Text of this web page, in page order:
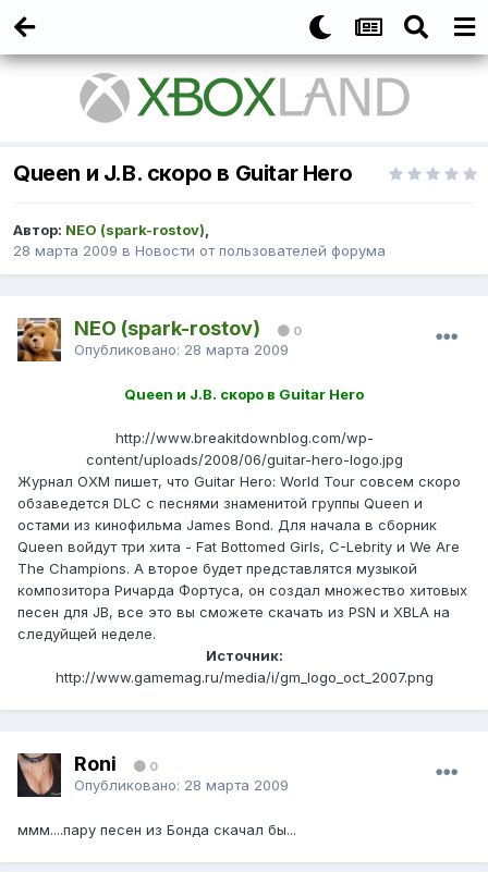
Queen и J.В. скоро в Guitar Hero
Автор: NEO (spark-rostov),
28 марта 2009 в Новости от пользователей форума
NEO (spark-rostov) 0
Опубликовано: 28 марта 2009
Queen и J.В. скоро в Guitar Hero
http://www.breakitdownblog.com/wp-
content/uploads/2008/06/guitar-hero-logo.jpg
Журнал OXM пишет, что Guitar Hero: World Tour совсем скоро
обзаведется DLC с песнями знаменитой группы Queen и
остами из кинофильма James Bond. Для начала в сборник
Queen войдут три хита - Fat Bottomed Girls, C-Lebrity и We Are
The Champions. А второе будет представлятся музыкой
композитора Ричарда Фортуса, он создал множество хитовых
песен для JB, все это вы сможете скачать из PSN и XBLA на
следуйщей неделе.
Источник:
http://www.gamemag.ru/media/i/gm_logo_oct_2007.png
Roni 0
Опубликовано: 28 марта 2009
ммм....пару песен из Бонда скачал бы...